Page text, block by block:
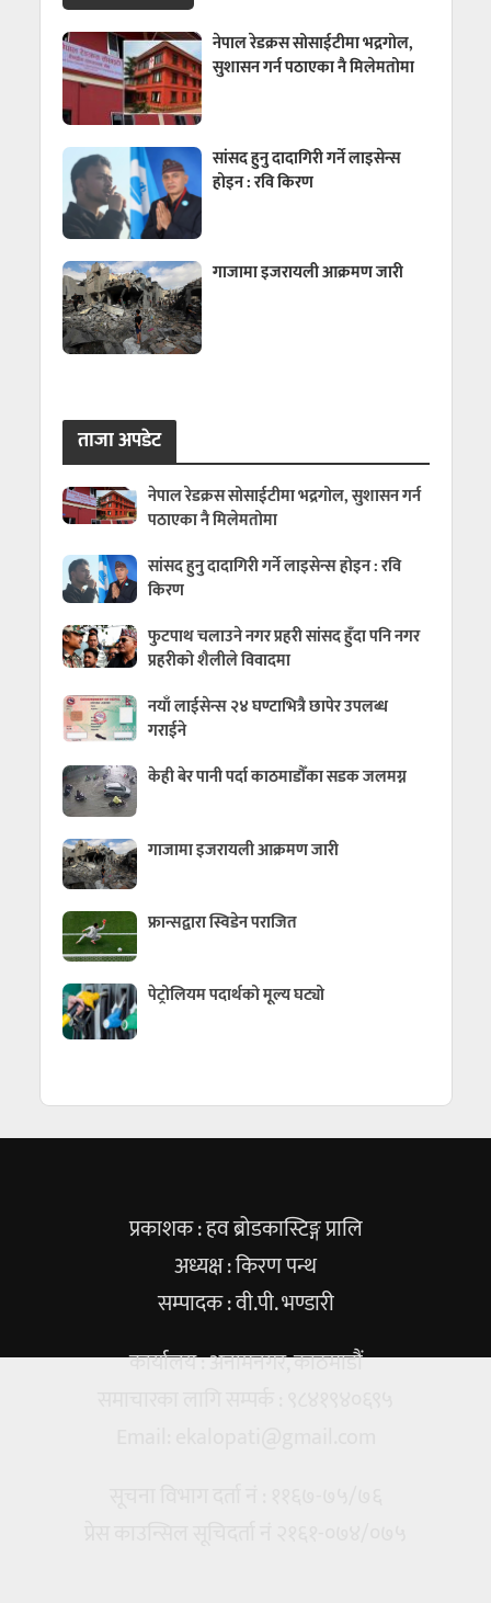
नेपाल रेडक्रस सोसाईटीमा भद्रगोल,
सुशासन गर्न पठाएका नै मिलेमतोमा
सांसद हुनु दादागिरी गर्ने लाइसेन्स
होइन : रवि किरण
गाजामा इजरायली आक्रमण जारी
ताजा अपडेट
नेपाल रेडक्रस सोसाईटीमा भद्रगोल, सुशासन गर्न
पठाएका नै मिलेमतोमा
सांसद हुनु दादागिरी गर्ने लाइसेन्स होइन : रवि
किरण
फुटपाथ चलाउने नगर प्रहरी सांसद हुँदा पनि नगर
प्रहरीको शैलीले विवादमा
नयाँ लाईसेन्स २४ घण्टाभित्रै छापेर उपलब्ध
गराईने
केही बेर पानी पर्दा काठमाडौँका सडक जलमग्न
गाजामा इजरायली आक्रमण जारी
फ्रान्सद्वारा स्विडेन पराजित
पेट्रोलियम पदार्थको मूल्य घट्यो
प्रकाशक : हव ब्रोडकास्टिङ्ग प्रालि
अध्यक्ष : किरण पन्थ
सम्पादक : वी.पी. भण्डारी
कार्यालय : अनामनगर, काठमाडौं